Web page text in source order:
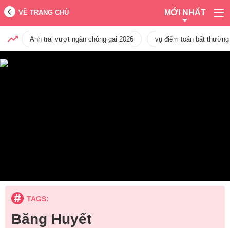
VỀ TRANG CHỦ MỚI NHẤT
Anh trai vượt ngàn chông gai 2026 vụ điểm toán bất
TAGS:
Băng Huyết